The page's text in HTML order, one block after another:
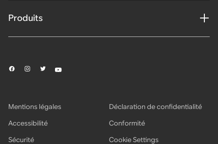
Produits
Mentions légales
Déclaration de confidentialité
Accessibilité
Conformité
Sécurité
Cookie Settings